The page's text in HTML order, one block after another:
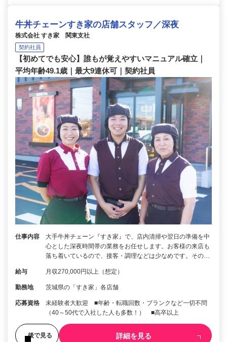
牛丼チェーンすき家の店舗スタッフ／深夜
株式会社 すき家 関東支社
契約社員
【初めてでも安心】誰もが覚えやすいマニュアル確立｜
平均年齢49.1歳｜最大9連休可｜契約社員
仕事内容
大手牛丼チェーン『すき家』で、店内清掃や翌日の準備を中
心とした深夜時間帯の業務をお任せします。お客様の来店も
落ち着いているので、接客・調理などは少なめです。その…
給与 月収270,000円以上（想定）
勤務地 茨城県の「すき家」各店舗
応募資格
未経験者大歓迎 ■年齢・転職回数・ブランクなど一切不問
（40～50代で入社した人も多数！） ■高卒以上
後で見る 詳細を見る